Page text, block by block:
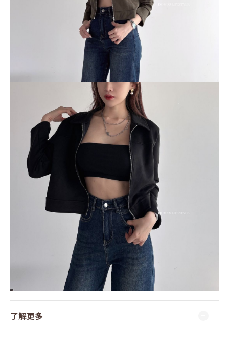
了解更多